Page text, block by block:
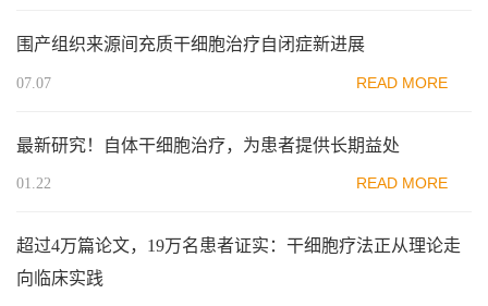
围产组织来源间充质干细胞治疗自闭症新进展
07.07 READ MORE
最新研究！自体干细胞治疗，为患者提供长期益处
01.22 READ MORE
超过4万篇论文，19万名患者证实：干细胞疗法正从理论走
向临床实践